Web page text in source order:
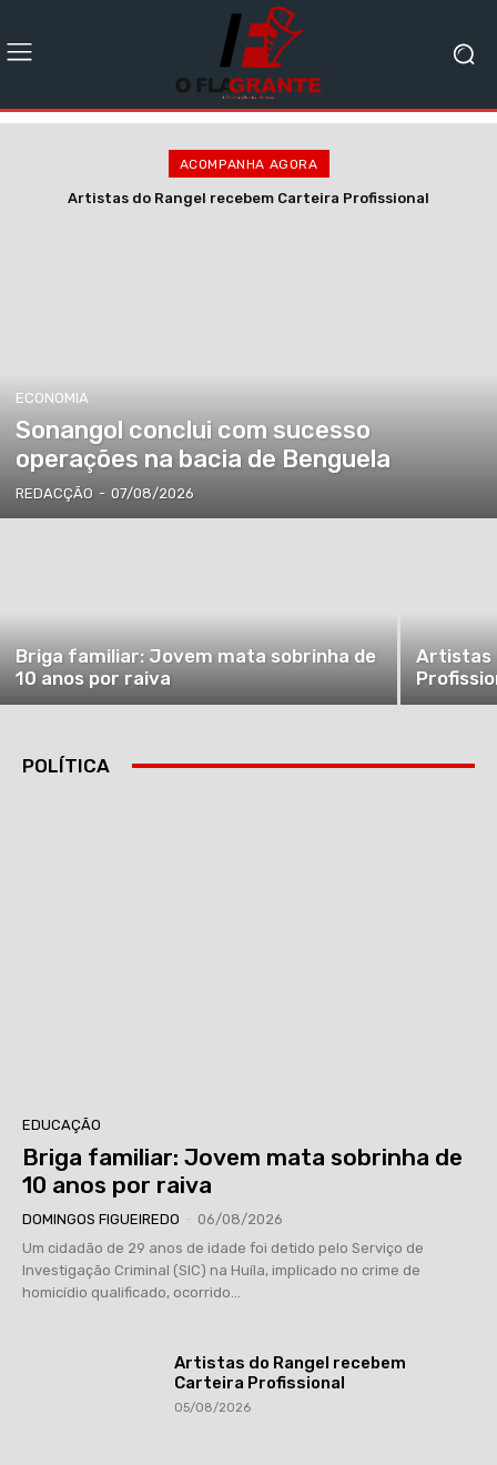
ACOMPANHA AGORA
Artistas do Rangel recebem Carteira Profissional
ECONOMIA
Sonangol conclui com sucesso
operações na bacia de Benguela
REDACÇÃO - 07/08/2026
Briga familiar: Jovem mata sobrinha de
10 anos por raiva
Artistas
POLÍTICA
EDUCAÇÃO
Briga familiar: Jovem mata sobrinha de
10 anos por raiva
DOMINGOS FIGUEIREDO
06/08/2026
Um cidadão de 29 anos de idade foi detido pelo Serviço de
Investigação Criminal (SIC) na Huíla, implicado no crime de
homicídio qualificado, ocorrido...
Artistas do Rangel recebem
Carteira Profissional
05/08/2026